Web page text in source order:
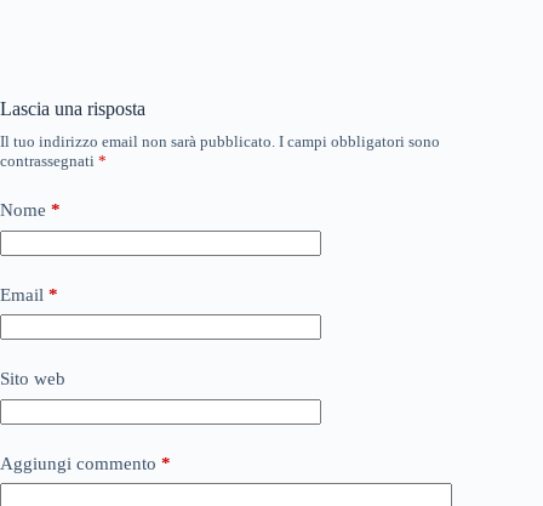
Lascia una risposta
Il tuo indirizzo email non sarà pubblicato. I campi obbligatori sono
contrassegnati *
Nome *
Email *
Sito web
Aggiungi commento *